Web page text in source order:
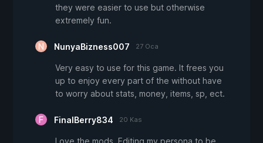
they were easier to use but otherwise
extremely fun.
NunyaBizness007 27 Oca
Very easy to use for this game. It frees you
up to enjoy every part of the without have
to worry about stats, money, items, sp, ect.
FinalBerry834 20 Kas
Love the mods. Editing my persona to be